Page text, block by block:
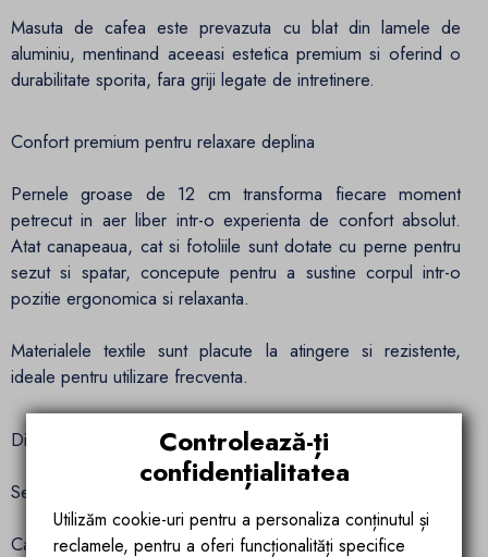
Masuta de cafea este prevazuta cu blat din lamele de
aluminiu, mentinand aceeasi estetica premium si oferind o
durabilitate sporita, fara griji legate de intretinere.
Confort premium pentru relaxare deplina
Pernele groase de 12 cm transforma fiecare moment
petrecut in aer liber intr-o experienta de confort absolut.
Atat canapeaua, cat si fotoliile sunt dotate cu perne pentru
sezut si spatar, concepute pentru a sustine corpul intr-o
pozitie ergonomica si relaxanta.
Materialele textile sunt placute la atingere si rezistente,
ideale pentru utilizare frecventa.
Dimensiuni si configuratie echilibrata
Setul Edenia de la Ego Interiors include:
Canapea 2 locuri: 210 x 97 x 83 cm
Controlează-ți
confidențialitatea
Utilizăm cookie-uri pentru a personaliza conținutul și
reclamele, pentru a oferi funcționalități specifice